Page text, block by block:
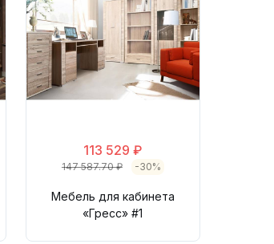
113 529 ₽
147 587.70 ₽ -30%
Мебель для кабинета
«Гресс» #1